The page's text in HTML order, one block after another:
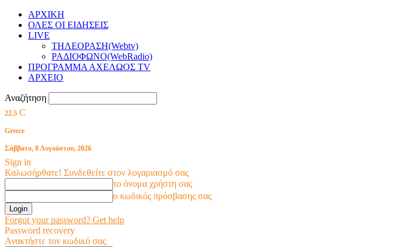
ΑΡΧΙΚΗ
ΟΛΕΣ ΟΙ ΕΙΔΗΣΕΙΣ
LIVE
ΤΗΛΕΟΡΑΣΗ(Webtv)
ΡΑΔΙΟΦΩΝΟ(WebRadio)
ΠΡΟΓΡΑΜΜΑ ΑΧΕΛΩΟΣ TV
ΑΡΧΕΙΟ
Αναζήτηση
22.5 C
Greece
Σάββατο, 8 Αυγούστου, 2026
Sign in
Καλωσήρθατε! Συνδεθείτε στον λογαριασμό σας
το όνομα χρήστη σας
ο κωδικός πρόσβασης σας
Forgot your password? Get help
Password recovery
Ανακτήστε τον κωδικό σας